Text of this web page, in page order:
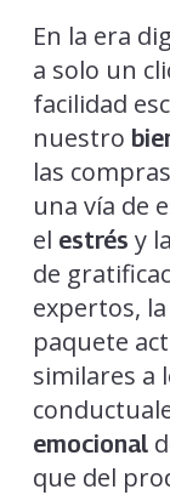
En la era
a solo un
facilidad
nuestro
las
una vía de
el estrés y la
de
expertos,
paquete
similares a
emocional
que del